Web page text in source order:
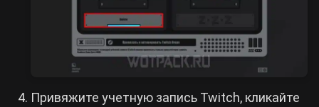
Привяжите учетную запись Twitch, кликайте